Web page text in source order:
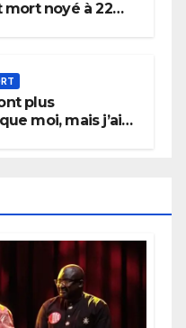
mort noyé à 22
plus
moi, mais j’ai